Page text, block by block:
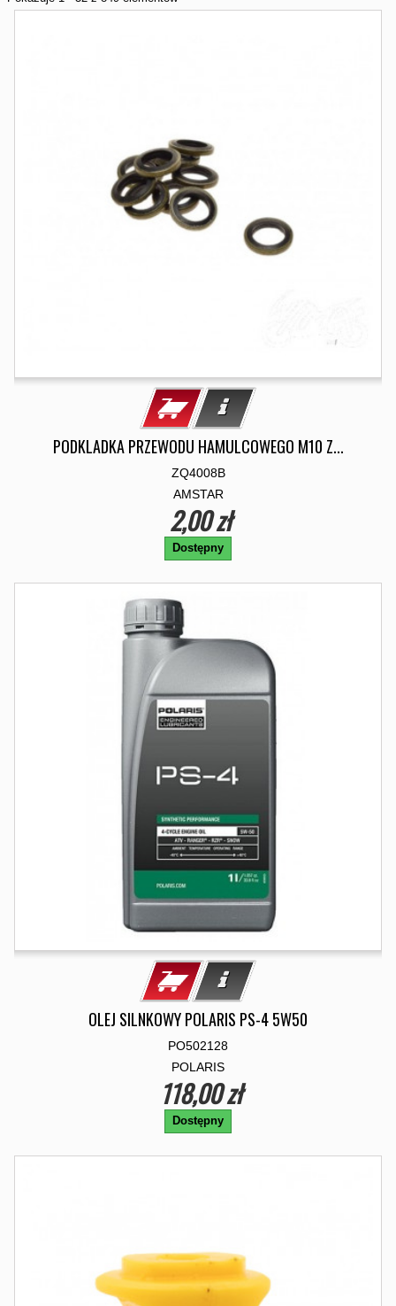
PODKLADKA PRZEWODU HAMULCOWEGO M10 Z...
ZQ4008B
AMSTAR
2,00 zł
Dostępny
OLEJ SILNKOWY POLARIS PS-4 5W50
PO502128
POLARIS
118,00 zł
Dostępny